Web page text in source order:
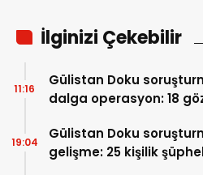
İlginizi Çekebilir
Gülistan Doku
dalga operasyon: 18
11:16
Gülistan Doku
gelişme: 25 kişilik
19:04